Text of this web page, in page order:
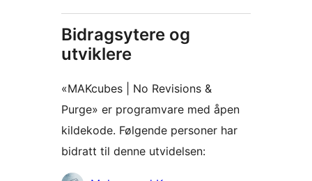
Bidragsytere og
utviklere
«MAKcubes | No Revisions &
Purge» er programvare med åpen
kildekode. Følgende personer har
bidratt til denne utvidelsen: